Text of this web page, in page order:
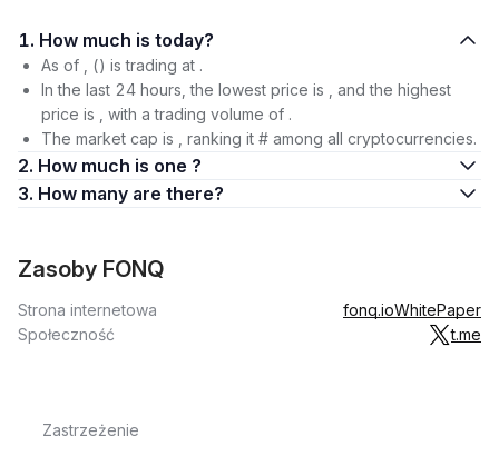
1. How much is today?
As of , () is trading at .
In the last 24 hours, the lowest price is , and the highest
price is , with a trading volume of .
The market cap is , ranking it # among all cryptocurrencies.
2. How much is one ?
3. How many are there?
Zasoby FONQ
Strona internetowa fonq.ioWhitePaper
Społeczność
t.me
Zastrzeżenie